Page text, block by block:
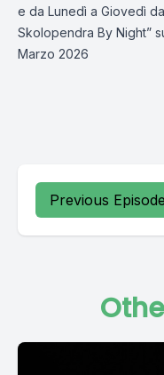
e da Lunedì a Giovedì
Skolopendra By Night”
Marzo 2026
Previous Episode